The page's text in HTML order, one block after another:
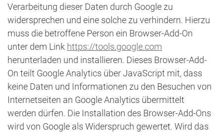
Verarbeitung dieser Daten durch Google zu
widersprechen und eine solche zu verhindern. Hierzu
muss die betroffene Person ein Browser-Add-On
unter dem Link https://tools.google.com
herunterladen und installieren. Dieses Browser-Add-
On teilt Google Analytics über JavaScript mit, dass
keine Daten und Informationen zu den Besuchen von
Internetseiten an Google Analytics übermittelt
werden dürfen. Die Installation des Browser-Add-Ons
wird von Google als Widerspruch gewertet. Wird das